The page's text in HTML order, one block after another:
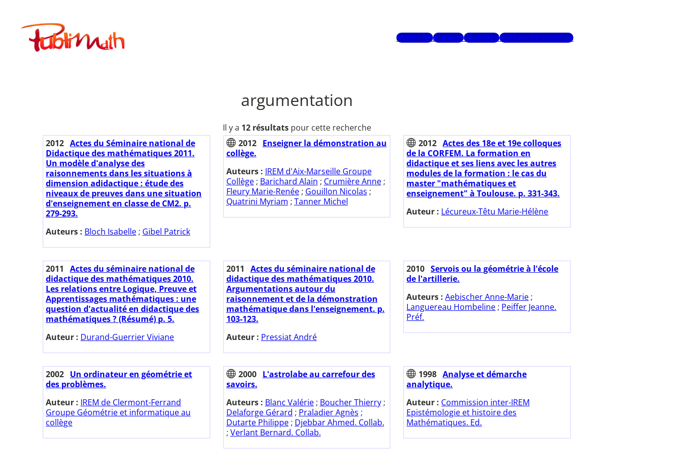
contenuPublimath
Mots-clésAuteursGlossaireRecherche avancée
argumentation
Il y a 12 résultatspour cette recherche
2012 Actes du Séminaire national de
Didactique des mathématiques 2011.
Un modèle d'analyse des
raisonnements dans les situations à
dimension adidactique : étude des
niveaux de preuves dans une situation
d'enseignement en classe de CM2. p.
279-293.
Auteurs : Bloch Isabelle ; Gibel Patrick
2012
Enseigner la démonstration au
collège.
Auteurs : IREM d'Aix-Marseille Groupe
Collège; Barichard Alain ; Crumière Anne;
Fleury Marie-Renée; Gouillon Nicolas ;
Quatrini Myriam ; Tanner Michel
2012 Actes des 18e et 19e colloques
de la CORFEM. La formation en
didactique et ses liens avec les autres
modules de la formation : le cas du
master "mathématiques et
enseignement" à Toulouse. p. 331-343.
Auteur : Lécureux-Têtu Marie-Hélène
2011
Actes du séminaire national de
didactique des mathématiques 2010.
Les relations entre Logique, Preuve et
Apprentissages mathématiques : une
question d'actualité en didactique des
mathématiques ? (Résumé) p. 5.
Auteur : Durand-Guerrier Viviane
2011
Actes du séminaire national de
didactique des mathématiques 2010.
Argumentations autour du
raisonnement et de la démonstration
mathématique dans l'enseignement. p.
103-123.
Auteur : Pressiat André
2010 Servois ou la géométrie à l'école
de l'artillerie.
Auteurs :Aebischer Anne-Marie ;
Languereau Hombeline ; Peiffer Jeanne.
Préf.
2002 Un ordinateur en géométrie et
des problèmes.
Auteur : IREM de Clermont-Ferrand
Groupe Géométrie et informatique au
collège
2000
L'astrolabe au carrefour des
savoirs.
Auteurs : Blanc Valérie; Boucher Thierry;
Delaforge Gérard ; Praladier Agnès ;
Dutarte Philippe; Djebbar Ahmed. Collab.
; Verlant Bernard. Collab.
1998 Analyse et démarche
analytique.
Auteur : Commission inter-IREM
Epistémologie et histoire des
Mathématiques. Ed.